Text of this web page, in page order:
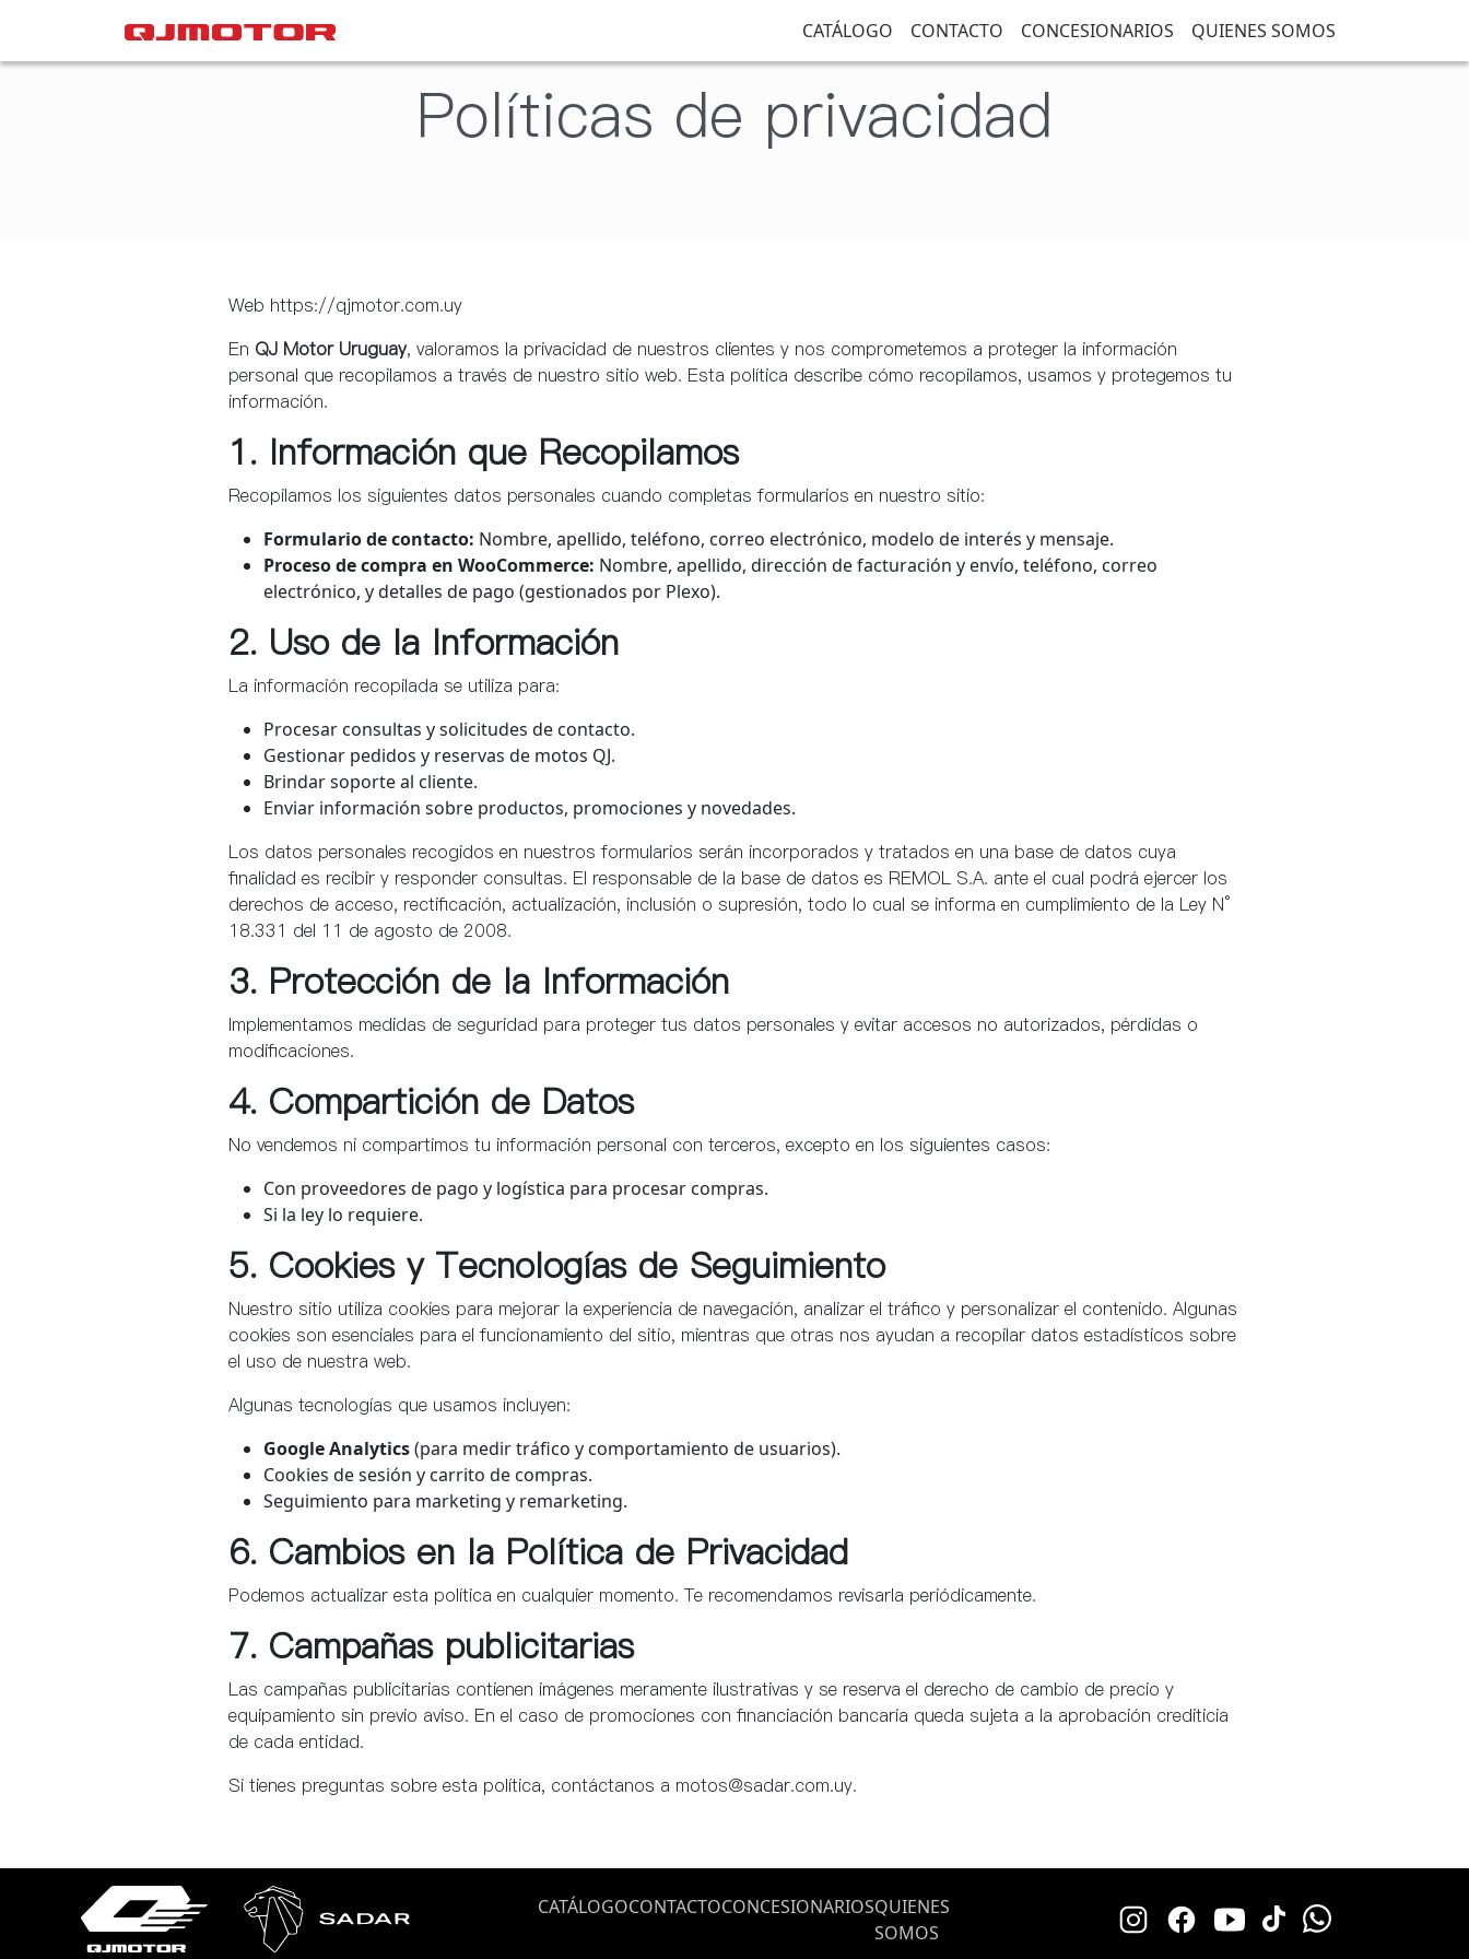
CATÁLOGO CONTACTO CONCESIONARIOS QUIENES SOMOS
Políticas de privacidad
Web https://qjmotor.com.uy
En QJ Motor Uruguay, valoramos la privacidad de nuestros clientes y nos comprometemos a proteger la información
personal que recopilamos a través de nuestro sitio web. Esta política describe cómo recopilamos, usamos y protegemos tu
información.
1. Información que Recopilamos
Recopilamos los siguientes datos personales cuando completas formularios en nuestro sitio:
Formulario de contacto: Nombre, apellido, teléfono, correo electrónico, modelo de interés y mensaje.
Proceso de compra en WooCommerce: Nombre, apellido, dirección de facturación y envío, teléfono, correo
electrónico, y detalles de pago (gestionados por Plexo).
2. Uso de la Información
La información recopilada se utiliza para:
Procesar consultas y solicitudes de contacto.
Gestionar pedidos y reservas de motos QJ.
Brindar soporte al cliente.
Enviar información sobre productos, promociones y novedades.
Los datos personales recogidos en nuestros formularios serán incorporados y tratados en una base de datos cuya
finalidad es recibir y responder consultas. El responsable de la base de datos es REMOL S.A. ante el cual podrá ejercer los
derechos de acceso, rectificación, actualización, inclusión o supresión, todo lo cual se informa en cumplimiento de la Ley N°
18.331 del 11 de agosto de 2008.
3. Protección de la Información
Implementamos medidas de seguridad para proteger tus datos personales y evitar accesos no autorizados, pérdidas o
modificaciones.
4. Compartición de Datos
No vendemos ni compartimos tu información personal con terceros, excepto en los siguientes casos:
Con proveedores de pago y logística para procesar compras.
Si la ley lo requiere.
5. Cookies y Tecnologías de Seguimiento
Nuestro sitio utiliza cookies para mejorar la experiencia de navegación, analizar el tráfico y personalizar el contenido. Algunas
cookies son esenciales para el funcionamiento del sitio, mientras que otras nos ayudan a recopilar datos estadísticos sobre
el uso de nuestra web.
Algunas tecnologías que usamos incluyen:
Google Analytics(para medir tráfico y comportamiento de usuarios).
Cookies de sesión y carrito de compras.
Seguimiento para marketing y remarketing.
6. Cambios en la Política de Privacidad
Podemos actualizar esta política en cualquier momento. Te recomendamos revisarla periódicamente.
7. Campañas publicitarias
Las campañas publicitarias contienen imágenes meramente ilustrativas y se reserva el derecho de cambio de precio y
equipamiento sin previo aviso. En el caso de promociones con financiación bancaria queda sujeta a la aprobación crediticia
de cada entidad.
Si tienes preguntas sobre esta política, contáctanos a motos@sadar.com.uy.
CATÁLOGOCONTACTOCONCESIONARIOSQUIENES
SOMOS